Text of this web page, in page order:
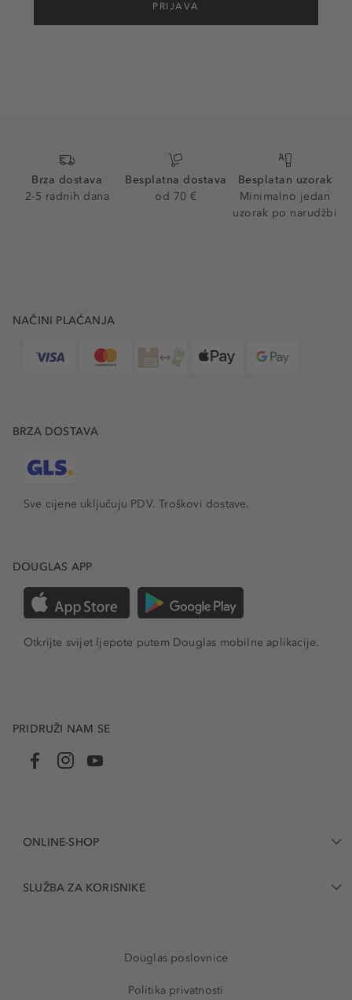
PRIJAVA
Brza dostava
2-5 radnih dana
Besplatna dostava
od 70 €
Besplatan uzorak
Minimalno jedan
uzorak po narudžbi
NAČINI PLAĆANJA
BRZA DOSTAVA
Sve cijene uključuju PDV.Troškovi dostave.
DOUGLAS APP
Otkrijte svijet ljepote putem Douglas mobilne aplikacije.
PRIDRUŽI NAM SE
ONLINE-SHOP
SLUŽBA ZA KORISNIKE
Douglas poslovnice
Politika privatnosti